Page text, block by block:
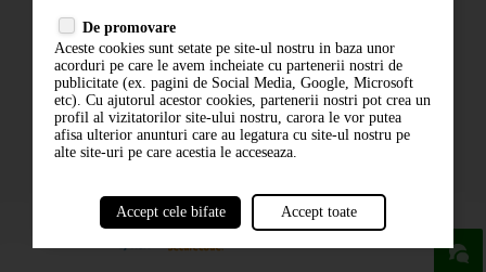
ABONARE LA NEWSLETTER
ABONARE
De promovare
Aceste cookies sunt setate pe site-ul nostru in baza unor
acorduri pe care le avem incheiate cu partenerii nostri de
publicitate (ex. pagini de Social Media, Google, Microsoft
etc). Cu ajutorul acestor cookies, partenerii nostri pot crea un
profil al vizitatorilor site-ului nostru, carora le vor putea
afisa ulterior anunturi care au legatura cu site-ul nostru pe
alte site-uri pe care acestia le acceseaza.
Accept cele bifate Accept toate